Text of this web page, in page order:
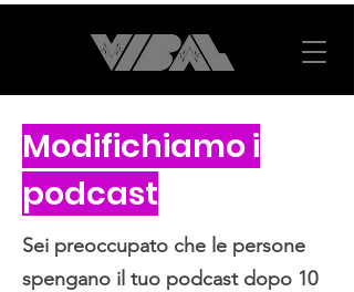
Modifichiamo i
podcast
Sei preoccupato che le persone
spengano il tuo podcast dopo 10